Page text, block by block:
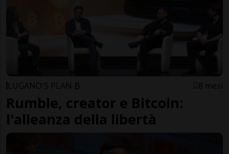
LUGANO'S PLAN ₿ 8 mesi
Rumble, creator e Bitcoin:
l'alleanza della libertà